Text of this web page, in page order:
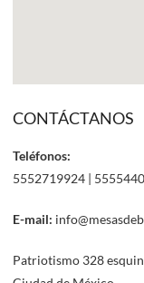
CONTÁCTANOS
Teléfonos:
5552719924 |
E-mail:
Patriotismo 328